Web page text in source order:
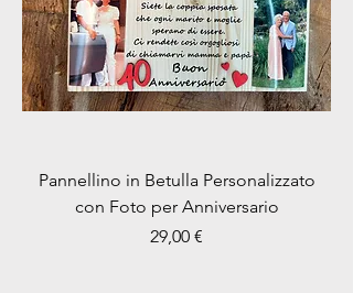
Pannellino in Betulla Personalizzato
con Foto per Anniversario
Prezzo
29,00 €